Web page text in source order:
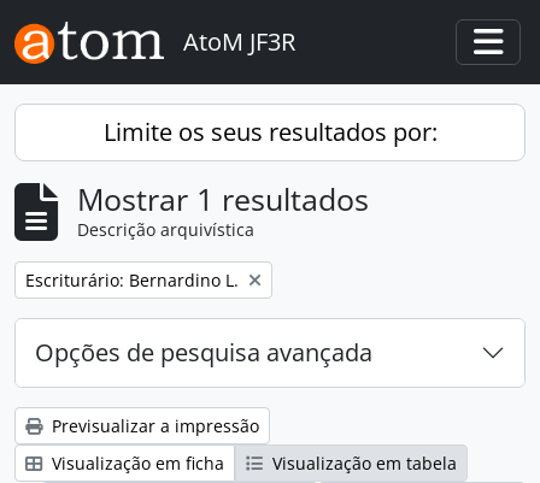
Skip to main content
AtoM JF3R
Limite os seus resultados por:
Mostrar 1 resultados
Descrição arquivística
Remove filter:
Escriturário: Bernardino L.
Opções de pesquisa avançada
Previsualizar a impressão
Visualização em ficha
Visualização em tabela